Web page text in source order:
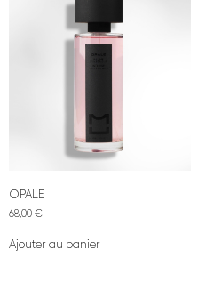
OPALE
68,00 €
Ajouter au panier